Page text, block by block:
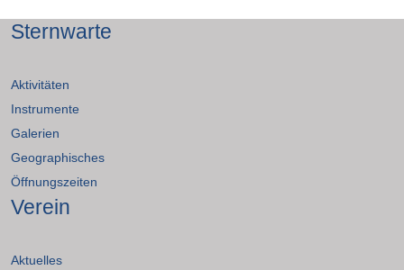
Sternwarte
Aktivitäten
Instrumente
Galerien
Geographisches
Öffnungszeiten
Verein
Aktuelles